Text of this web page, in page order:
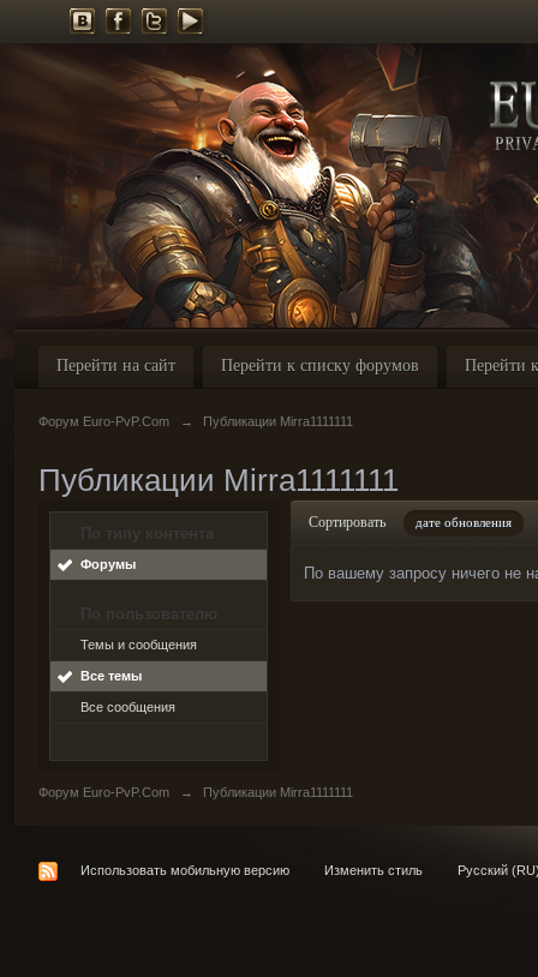
Перейти на сайт Перейти к списку форумов Перейти
Форум Euro-PvP.Com → Публикации Mirra1111111
Публикации Mirra1111111
По типу контента
Форумы
По пользователю
Темы и сообщения
Все темы
Все сообщения
Сортировать дате обновления
По вашему запросу ничего не
Форум Euro-PvP.Com → Публикации Mirra1111111
Использовать мобильную версию Изменить стиль Русский